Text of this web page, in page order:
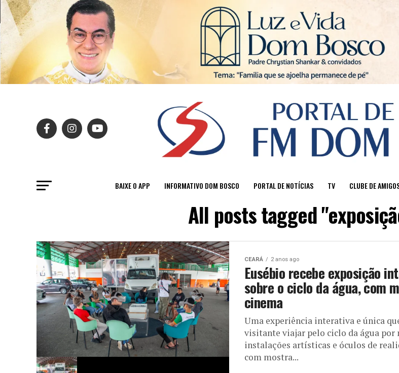
BAIXE O APP INFORMATIVO DOM BOSCO PORTAL DE NOTÍCIAS TV CLUBE DE
All posts tagged
CEARÁ 2 anos ago
Eusébio recebe exposição
sobre o ciclo da água, com
cinema
Uma experiência interativa e única
visitante viajar pelo ciclo da água por
instalações artísticas e óculos de
com mostra...
Sair da versão mobile